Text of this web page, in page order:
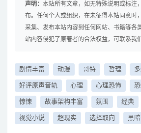
声明： 本站所有文章，如无特殊说明或标注
布。任何个人或组织，在未征得本站同意时
采集、发布本站内容到任何网站、书籍等各
站内容侵犯了原著者的合法权益，可联系我
剧情丰富 动漫 哥特 哲理
好评原声音轨 心理 心理恐怖
惊悚 故事架构丰富 氛围 经典
视觉小说 超现实 选择取向 黑暗